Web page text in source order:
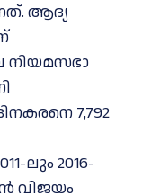
ആദ്യ
നിയമസഭാ
7,792
ലും 2016-
വിജയം